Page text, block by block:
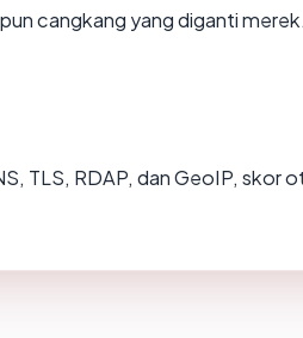
cangkang yang diganti
TLS, RDAP, dan GeoIP, skor